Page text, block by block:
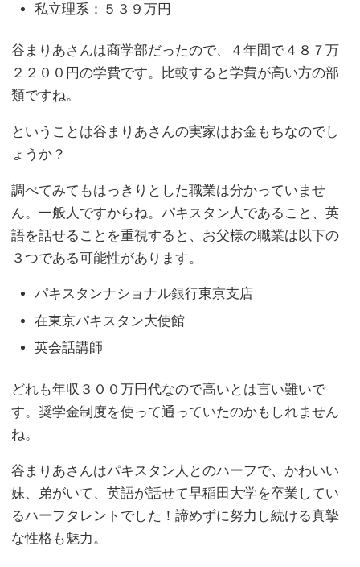
私立理系：５３９万円
谷まりあさんは商学部だったので、４年間で４８７万
２２００円の学費です。比較すると学費が高い方の部
類ですね。
ということは谷まりあさんの実家はお金もちなのでし
ょうか？
調べてみてもはっきりとした職業は分かっていませ
ん。一般人ですからね。パキスタン人であること、英
語を話せることを重視すると、お父様の職業は以下の
３つである可能性があります。
パキスタンナショナル銀行東京支店
在東京パキスタン大使館
英会話講師
どれも年収３００万円代なので高いとは言い難いで
す。奨学金制度を使って通っていたのかもしれません
ね。
谷まりあさんはパキスタン人とのハーフで、かわいい
妹、弟がいて、英語が話せて早稲田大学を卒業してい
るハーフタレントでした！諦めずに努力し続ける真摯
な性格も魅力。